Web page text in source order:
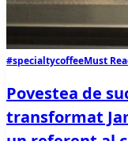
#specialtycoffeeMust
Povestea de
transformat